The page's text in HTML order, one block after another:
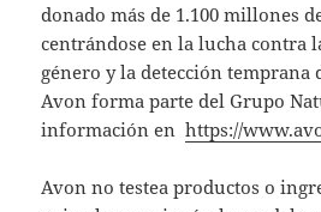
donado más de 1.100 millones
centrándose en la lucha contra
género y la detección temprana
Avon forma parte del Grupo
información enhttps://
Avon no testea productos o